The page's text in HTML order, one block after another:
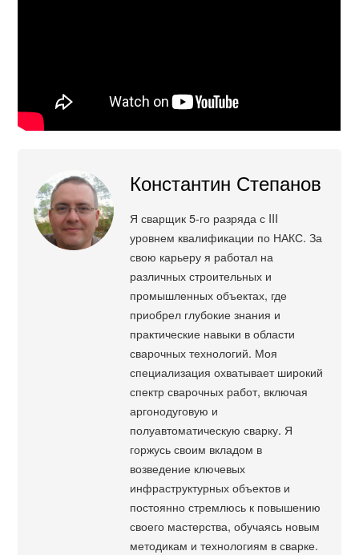
Константин Степанов
Я сварщик 5-го разряда с III
уровнем квалификации по НАКС. За
свою карьеру я работал на
различных строительных и
промышленных объектах, где
приобрел глубокие знания и
практические навыки в области
сварочных технологий. Моя
специализация охватывает широкий
спектр сварочных работ, включая
аргонодуговую и
полуавтоматическую сварку. Я
горжусь своим вкладом в
возведение ключевых
инфраструктурных объектов и
постоянно стремлюсь к повышению
своего мастерства, обучаясь новым
методикам и технологиям в сварке.